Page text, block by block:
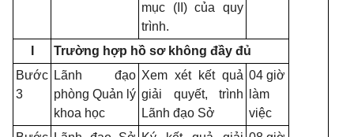
mục (II) của quy
trình.
Trường hợp hồ sơ không đầy đủ
Bước
3
Lãnh đạo
phòng Quản lý
khoa học
Xem xét kết quả
giải quyết, trình
Lãnh đạo Sở
04 giờ
làm
việc